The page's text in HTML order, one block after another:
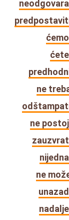
ne
ne
ne